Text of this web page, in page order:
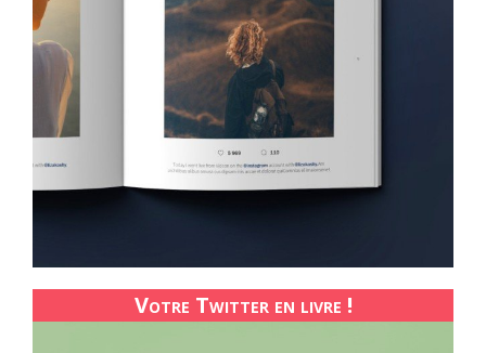
Votre Twitter en livre !